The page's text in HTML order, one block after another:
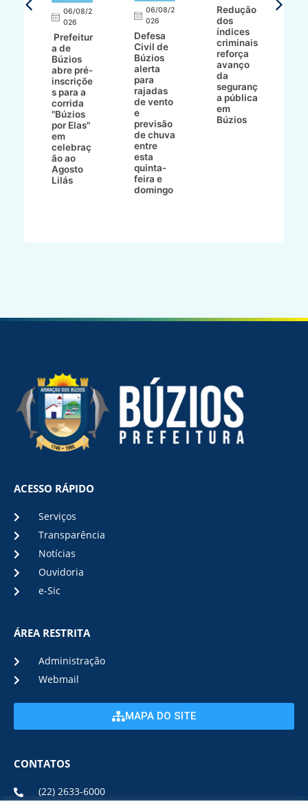
06/08/2
026
Prefeitur
a de
Búzios
abre pré-
inscriçõe
s para a
corrida
"Búzios
por Elas"
em
celebraç
ão ao
Agosto
Lilás
06/08/2
026
Defesa
Civil de
Búzios
alerta
para
rajadas
de vento
e
previsão
de chuva
entre
esta
quinta-
feira e
domingo
Redução
dos
índices
criminais
reforça
avanço
da
seguranç
a pública
em
Búzios
ACESSO RÁPIDO
Serviços
Transparência
Notícias
Ouvidoria
e-Sic
ÁREA RESTRITA
Administração
Webmail
MAPA DO SITE
CONTATOS
(22) 2633-6000